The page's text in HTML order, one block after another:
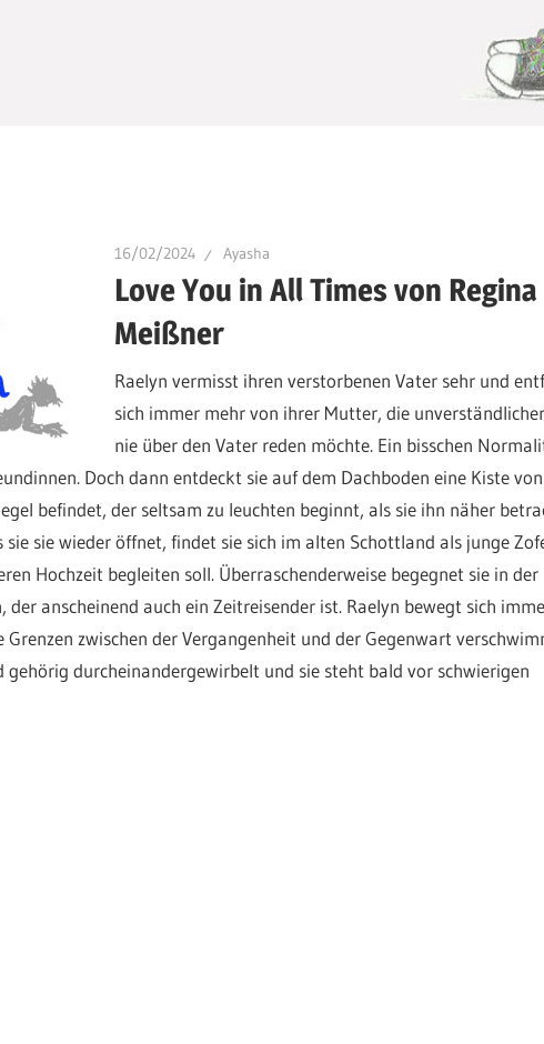
16/02/2024 Ayasha
Love You in All Times von Regina
Meißner
Raelyn vermisst ihren verstorbenen Vater sehr und
sich immer mehr von ihrer Mutter, die
nie über den Vater reden möchte. Ein bisschen
Doch dann entdeckt sie auf dem Dachboden eine Kiste
befindet, der seltsam zu leuchten beginnt, als sie ihn näher
sie wieder öffnet, findet sie sich im alten Schottland als junge
Hochzeit begleiten soll. Überraschenderweise begegnet sie in der
anscheinend auch ein Zeitreisender ist. Raelyn bewegt sich
zwischen der Vergangenheit und der Gegenwart
gehörig durcheinandergewirbelt und sie steht bald vor schwierigen